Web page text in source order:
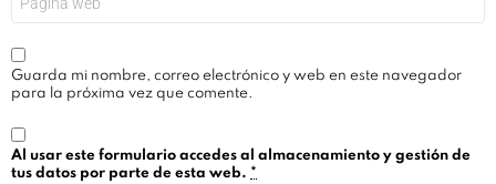
Guarda mi nombre, correo electrónico y web en este navegador
para la próxima vez que comente.
Al usar este formulario accedes al almacenamiento y gestión de
tus datos por parte de esta web. *